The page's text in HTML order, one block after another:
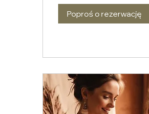
Poproś o rezerwację